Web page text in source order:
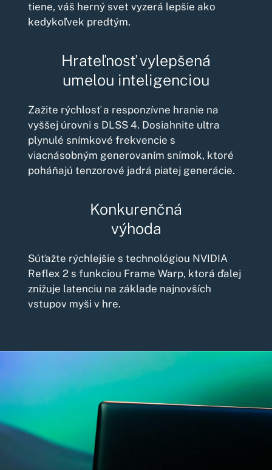
tiene, váš herný svet vyzerá lepšie ako
kedykoľvek predtým.
Hrateľnosť vylepšená
umelou inteligenciou
Zažite rýchlosť a responzívne hranie na
vyššej úrovni s DLSS 4. Dosiahnite ultra
plynulé snímkové frekvencie s
viacnásobným generovaním snímok, ktoré
poháňajú tenzorové jadrá piatej generácie.
Konkurenčná
výhoda
Súťažte rýchlejšie s technológiou NVIDIA
Reflex 2 s funkciou Frame Warp, ktorá ďalej
znižuje latenciu na základe najnovších
vstupov myši v hre.